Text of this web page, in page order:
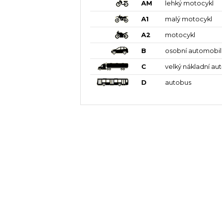
AM lehký motocykl
A1 malý motocykl
A2 motocykl
B osobní automobil
C velký nákladní
D autobus